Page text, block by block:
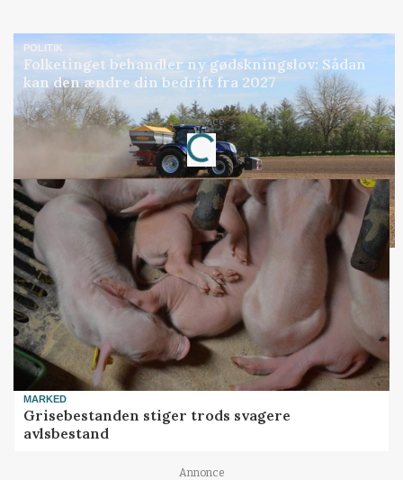
POLITIK
Folketinget behandler ny gødskningslov: Sådan
kan den ændre din bedrift fra 2027
Annonce
Loading...
MARKED
Grisebestanden stiger trods svagere
avlsbestand
Annonce